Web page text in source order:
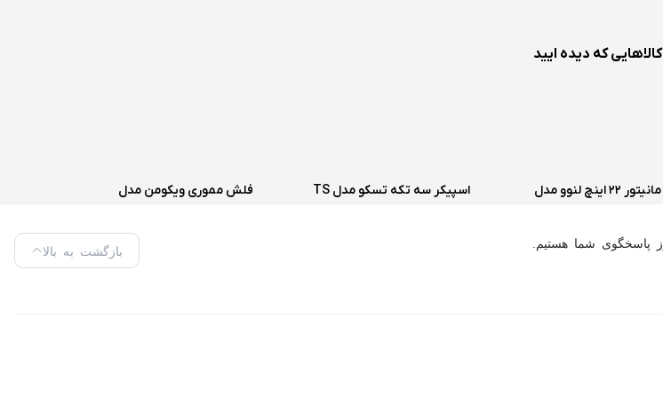
کالاهایی که دیده ایید
مانیتور 22 اینچ لنوو مدل
(استوک)
اسپیکر سه تکه تسکو مدل TS
فلش مموری ویکومن مدل
بازگشت به بالا